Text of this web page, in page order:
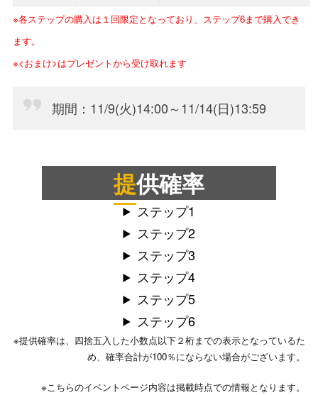
※各ステップの購入は１回限定となっており、ステップ6まで購入でき
ます。
※<おまけ>はプレゼントから受け取れます
期間：11/9(火)14:00～11/14(日)13:59
提供確率
ステップ1
ステップ2
ステップ3
ステップ4
ステップ5
ステップ6
※提供確率は、四捨五入した小数点以下２桁までの表示となっているた
め、確率合計が100％にならない場合がございます。
※こちらのイベントページ内容は掲載時点での情報となります。